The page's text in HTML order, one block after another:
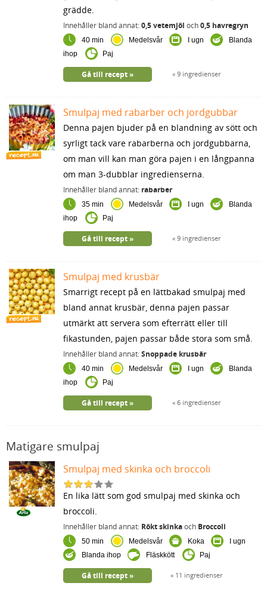
grädde.
Innehåller bland annat:0,5 vetemjöl och0,5 havregryn
40 min Medelsvår I ugn
Blanda
ihop
Paj
9 ingredienser
Gå till recept
Smulpaj med rabarber och jordgubbar
Denna pajen bjuder på en blandning av sött och
syrligt tack vare rabarberna och jordgubbarna,
om man vill kan man göra pajen i en långpanna
om man 3-dubblar ingredienserna.
Innehåller bland annat: rabarber
35 min Medelsvår I ugn
Blanda
ihop
Paj
9 ingredienser
Gå till recept
Smulpaj med krusbär
Smarrigt recept på en lättbakad smulpaj med
bland annat krusbär, denna pajen passar
utmärkt att servera som efterrätt eller till
fikastunden, pajen passar både stora som små.
Innehåller bland annat:Snoppade krusbär
40 min Medelsvår I ugn
Blanda
ihop
Paj
6 ingredienser
Gå till recept
Matigare smulpaj
Smulpaj med skinka och broccoli
En lika lätt som god smulpaj med skinka och
broccoli.
Innehåller bland annat: Rökt skinkaoch Broccoli
50 min Medelsvår Koka
I ugn
Blanda ihop
Fläskkött Paj
11 ingredienser
Gå till recept